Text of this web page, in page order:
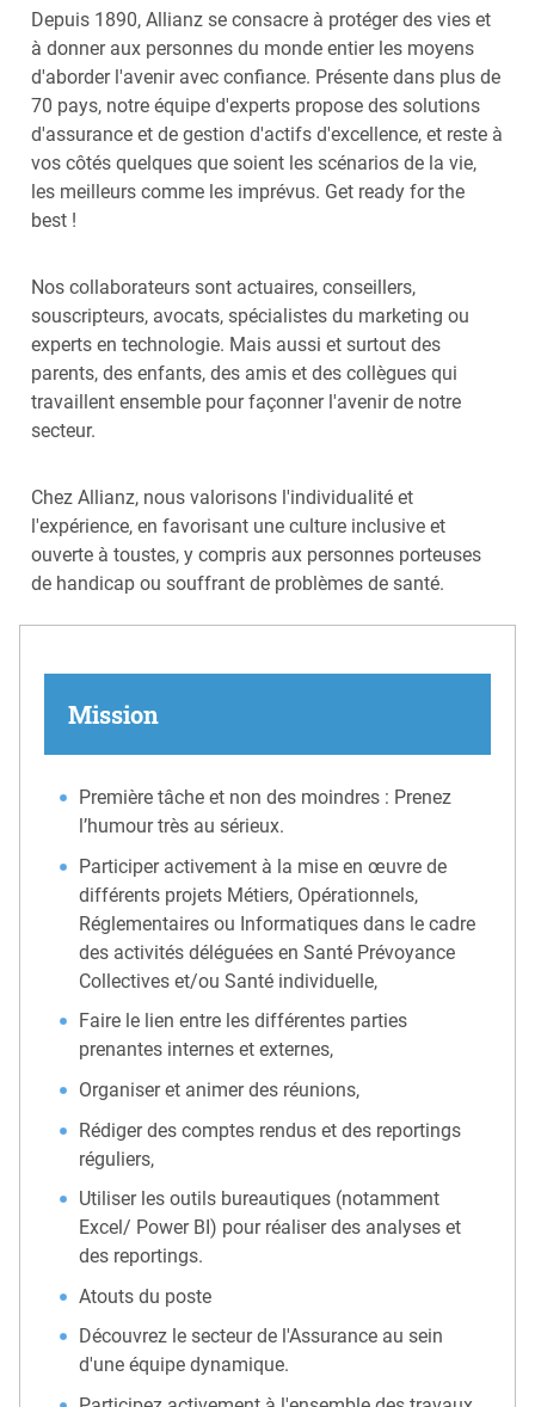
Depuis 1890, Allianz se consacre à protéger des vies et
à donner aux personnes du monde entier les moyens
d'aborder l'avenir avec confiance. Présente dans plus de
70 pays, notre équipe d'experts propose des solutions
d'assurance et de gestion d'actifs d'excellence, et reste à
vos côtés quelques que soient les scénarios de la vie,
les meilleurs comme les imprévus. Get ready for the
best !
Nos collaborateurs sont actuaires, conseillers,
souscripteurs, avocats, spécialistes du marketing ou
experts en technologie. Mais aussi et surtout des
parents, des enfants, des amis et des collègues qui
travaillent ensemble pour façonner l'avenir de notre
secteur.
Chez Allianz, nous valorisons l'individualité et
l'expérience, en favorisant une culture inclusive et
ouverte à toustes, y compris aux personnes porteuses
de handicap ou souffrant de problèmes de santé.
Mission
Première tâche et non des moindres : Prenez
l’humour très au sérieux.
Participer activement à la mise en œuvre de
différents projets Métiers, Opérationnels,
Réglementaires ou Informatiques dans le cadre
des activités déléguées en Santé Prévoyance
Collectives et/ou Santé individuelle,
Faire le lien entre les différentes parties
prenantes internes et externes,
Organiser et animer des réunions,
Rédiger des comptes rendus et des reportings
réguliers,
Utiliser les outils bureautiques (notamment
Excel/ Power BI) pour réaliser des analyses et
des reportings.
Atouts du poste
Découvrez le secteur de l'Assurance au sein
d'une équipe dynamique.